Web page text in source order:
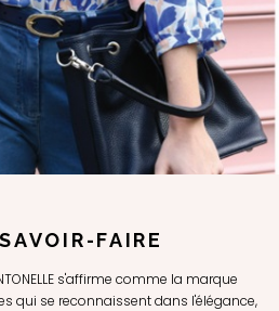
FAIRE
s'affirme comme la marque
qui se reconnaissent dans l'élégance,